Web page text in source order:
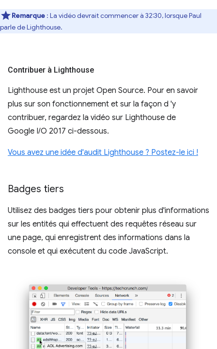
Remarque : La vidéo devrait commencer à 32:30, lorsque Paul
parle de Lighthouse.
Contribuer à Lighthouse
Lighthouse est un projet Open Source. Pour en savoir
plus sur son fonctionnement et sur la façon d 'y
contribuer, regardez la vidéo sur Lighthouse de
Google I/O 2017 ci-dessous.
Vous avez une idée d'audit Lighthouse ? Postez-le ici !
Badges tiers
Utilisez des badges tiers pour obtenir plus d'informations
sur les entités qui effectuent des requêtes réseau sur
une page, qui enregistrent des informations dans la
console et qui exécutent du code JavaScript.